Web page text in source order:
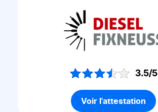
3.5/5
Voir l'attestation